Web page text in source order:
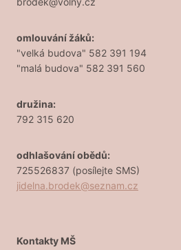
omlouvání žáků:
"velká budova" 582 391 194
"malá budova" 582 391 560
družina:
792 315 620
odhlašování obědů:
725526837 (posílejte SMS)
jidelna.brodek@seznam.cz
Kontakty MŠ